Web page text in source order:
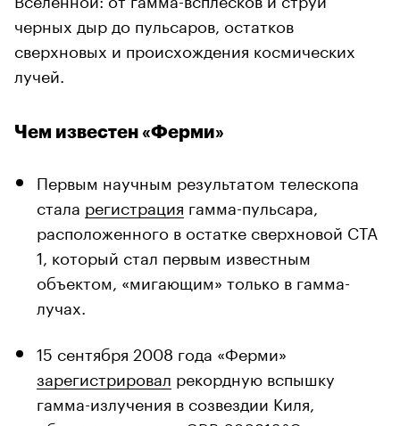
черных дыр до пульсаров, остатков
сверхновых и происхождения космических
лучей.
Чем известен «Ферми»
Первым научным результатом телескопа
стала регистрация гамма-пульсара,
расположенного в остатке сверхновой CTA
1, который стал первым известным
объектом, «мигающим» только в гамма-
лучах.
15 сентября 2008 года «Ферми»
зарегистрировал рекордную вспышку
гамма-излучения в созвездии Киля,